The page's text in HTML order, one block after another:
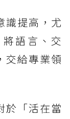
識提高，尤
語言、交
交給專業領
於「活在當